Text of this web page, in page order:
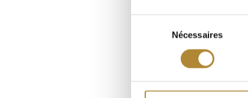
consentement
Nécessaires